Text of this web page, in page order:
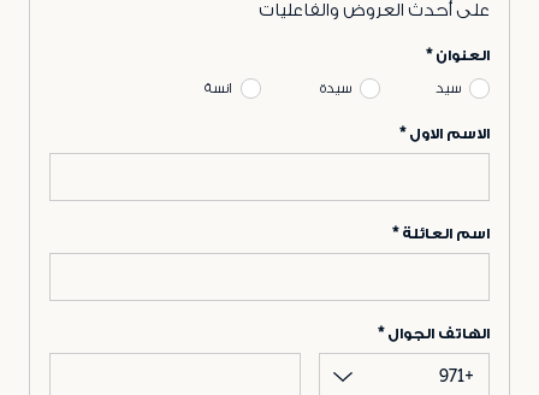
على أحدث العروض والفاعليات
العنوان
سيد سيدة انسة
الاسم الاول
اسم العائلة
الهاتف الجوال
+971